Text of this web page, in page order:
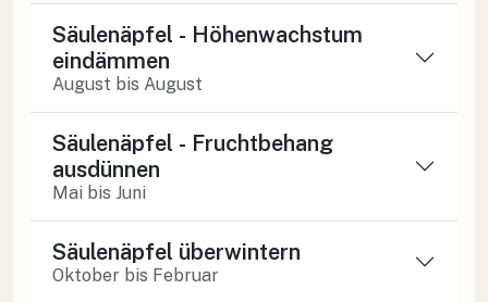
Säulenäpfel - Höhenwachstum
eindämmen
August bis August
Säulenäpfel - Fruchtbehang
ausdünnen
Mai bis Juni
Säulenäpfel überwintern
Oktober bis Februar